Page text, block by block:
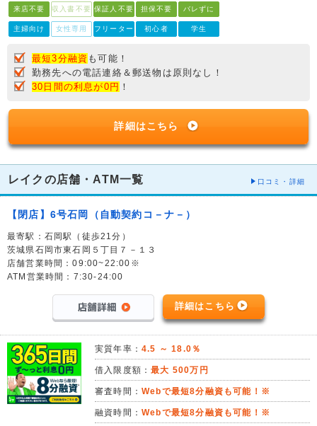
来店不要 収入書不要 保証人不要 担保不要 バレずに
主婦向け 女性専用 フリーター 初心者 学生
最短3分融資 も可能！
勤務先への電話連絡＆郵送物は原則なし！
30日間の利息が0円 ！
詳細はこちら
レイクの店舗・ATM一覧 口コミ・詳細
【閉店】6号石岡（自動契約コ－ナ－）
最寄駅：石岡駅（徒歩21分）
茨城県石岡市東石岡５丁目７－１３
店舗営業時間：09:00~22:00※
ATM営業時間：7:30-24:00
詳細はこちら
実質年率： 4.5 ～ 18.0％
借入限度額：最大 500万円
審査時間： Webで最短8分融資も可能！※
融資時間： Webで最短8分融資も可能！※